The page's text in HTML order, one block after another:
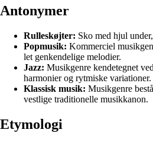
Antonymer
Rulleskøjter: Sko med hjul
Popmusik: Kommerciel
let genkendelige melodier.
Jazz: Musikgenre kendetegnet
harmonier og rytmiske variationer.
Klassisk musik: Musikgenre
vestlige traditionelle musikkanon.
Etymologi